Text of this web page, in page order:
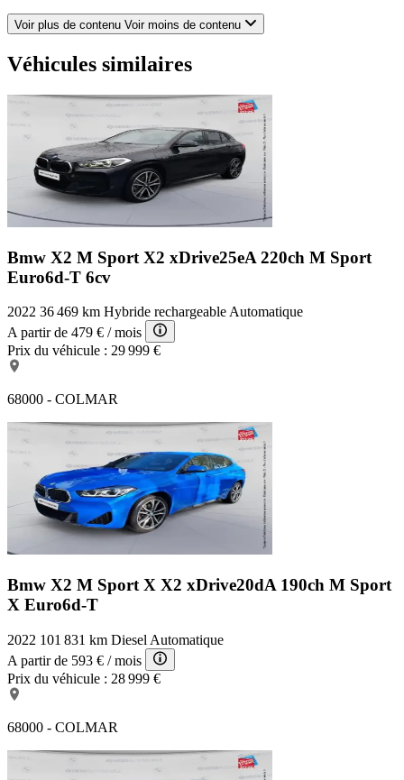
Pack SimpliCity
Sièges avant chauffants
Airbag passager desactivable via la cle
Tuner radio numerique DAB
Climatisation automatique bi-zone
Services eDrive
Boîte de vitesses automatique
Inserts décoratifs M Aluminium Hexagon soulignés de bleu
mat
Accoudoir central avant
Rétroviseurs rabattables et intérieur et extérieur gauche
Accès Confort
Kit éclairage
Cuir 'Dakota' avec perforation Schwarz/accentuation Bleu
Finition M Sport
Saphirschwarz métallisé
Services Après-Vente connectés BMW TeleServices
Projecteurs Full LED
Vitrage calorifuge
Voir plus de contenu Voir moins de contenu
Véhicules similaires
Bmw X2 M Sport X2 xDrive25eA 220ch M Sport
Euro6d-T 6cv
2022 36 469 km Hybride rechargeableAutomatique
A partir de 479 € / mois
Prix du véhicule : 29 999 €
68000 - COLMAR
Bmw X2 M Sport X X2 xDrive20dA 190ch M Sport
X Euro6d-T
2022 101 831 km Diesel Automatique
A partir de 593 € / mois
Prix du véhicule : 28 999 €
68000 - COLMAR